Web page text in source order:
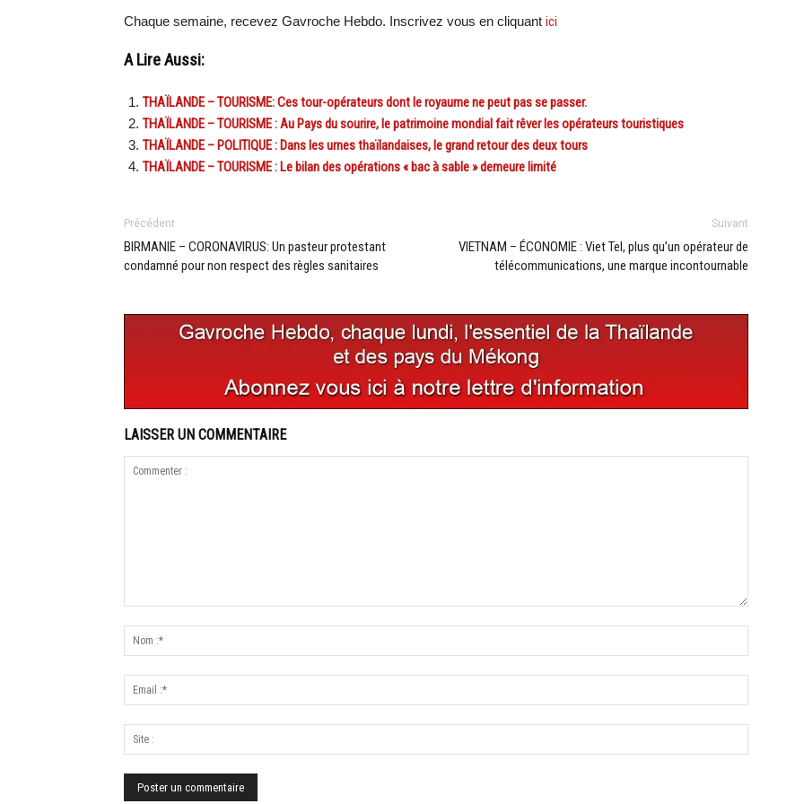
Chaque semaine, recevez Gavroche Hebdo. Inscrivez vous en cliquant ici
A Lire Aussi:
THAÏLANDE – TOURISME: Ces tour-opérateurs dont le royaume ne peut pas se passer.
THAÏLANDE – TOURISME : Au Pays du sourire, le patrimoine mondial fait rêver les opérateurs touristiques
THAÏLANDE – POLITIQUE : Dans les urnes thaïlandaises, le grand retour des deux tours
THAÏLANDE – TOURISME : Le bilan des opérations « bac à sable » demeure limité
Précédent
BIRMANIE – CORONAVIRUS: Un pasteur protestant
condamné pour non respect des règles sanitaires
Suivant
VIETNAM – ÉCONOMIE : Viet Tel, plus qu’un opérateur de
télécommunications, une marque incontournable
LAISSER UN COMMENTAIRE